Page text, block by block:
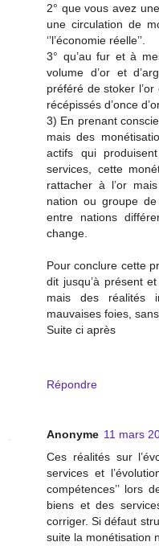
2° que vous avez
une circulation de
‘’l’économie réelle’’.
3° qu’au fur et à
volume d’or et
préféré de stoker
récépissés d’once
3) En prenant
mais des
actifs qui
services, cette
rattacher à l’or
nation ou groupe
entre nations
change.
Pour conclure cette
dit jusqu’à présent
mais des réalités
mauvaises foies,
Suite ci après
Répondre
Anonyme 11 mars
Ces réalités sur
services et
compétences’’ lors
biens et des
corriger. Si défaut
suite la monétisation